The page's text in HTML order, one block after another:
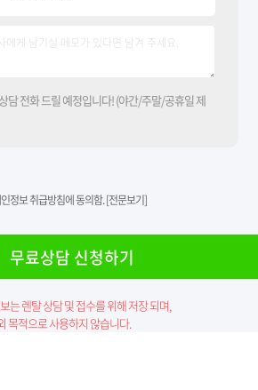
담 전화 드릴 예정입니다! (야간/주말/공휴일 제
정보 취급방침에 동의함.[전문보기]
무료상담 신청하기
는 렌탈 상담 및 접수를 위해 저장 되며,
목적으로 사용하지 않습니다.